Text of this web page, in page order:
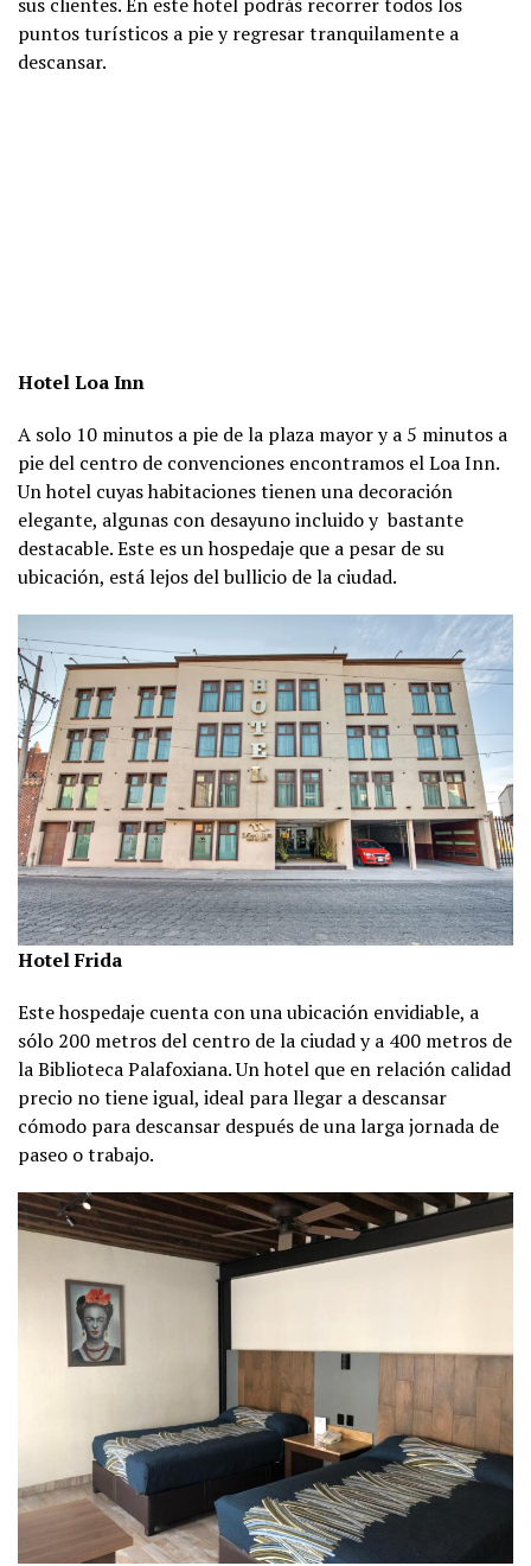
puntos turísticos a pie y regresar tranquilamente a
descansar.
Hotel Loa Inn
A solo 10 minutos a pie de la plaza mayor y a 5 minutos a
pie del centro de convenciones encontramos el Loa Inn.
Un hotel cuyas habitaciones tienen una decoración
elegante, algunas con desayuno incluido y bastante
destacable. Este es un hospedaje que a pesar de su
ubicación, está lejos del bullicio de la ciudad.
Hotel Frida
Este hospedaje cuenta con una ubicación envidiable, a
sólo 200 metros del centro de la ciudad y a 400 metros de
la Biblioteca Palafoxiana. Un hotel que en relación calidad
precio no tiene igual, ideal para llegar a descansar
cómodo para descansar después de una larga jornada de
paseo o trabajo.